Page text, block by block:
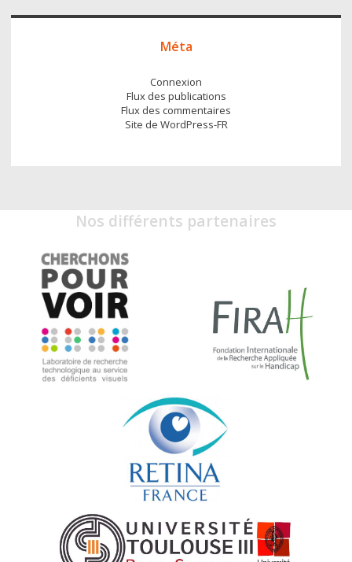
Méta
Connexion
Flux des publications
Flux des commentaires
Site de WordPress-FR
Nos différents partenaires